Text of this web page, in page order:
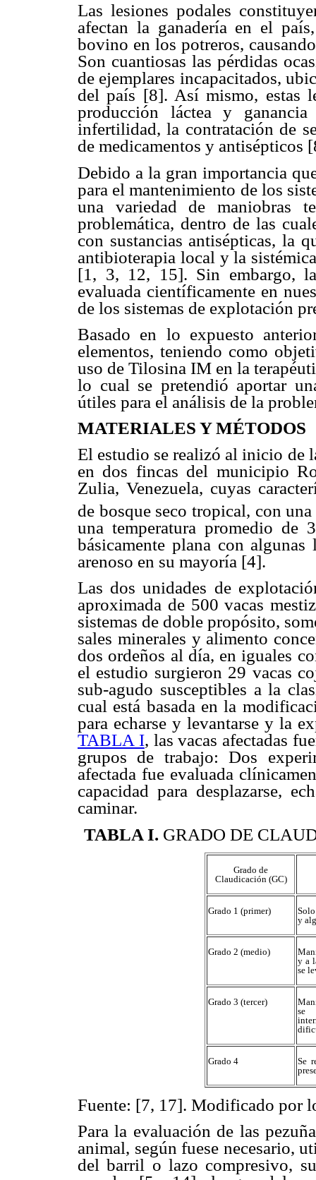
Las lesiones podales
afectan la ganadería en el
bovino en los potreros,
Son cuantiosas las pérdidas
de ejemplares incapacitados,
del país [8]. Así mismo, estas
producción láctea y
infertilidad, la contratación de
de medicamentos y antisépticos
Debido a la gran importancia
para el mantenimiento de los
una variedad de maniobras
problemática, dentro de las
con sustancias antisépticas, la
antibioterapia local y la
[1, 3, 12, 15]. Sin embargo,
evaluada científicamente en
de los sistemas de explotación
Basado en lo expuesto
elementos, teniendo como
uso de Tilosina IM en la
lo cual se pretendió aportar
útiles para el análisis de la
MATERIALES Y MÉTODOS
El estudio se realizó al inicio de
en dos fincas del municipio
Zulia, Venezuela, cuyas
de bosque seco tropical, con
una temperatura promedio de
básicamente plana con
arenoso en su mayoría [4].
Las dos unidades de
aproximada de 500 vacas
sistemas de doble propósito,
sales minerales y alimento
dos ordeños al día, en iguales
el estudio surgieron 29 vacas
sub-agudo susceptibles a la
cual está basada en la
para echarse y levantarse y la
TABLA I, las vacas afectadas
grupos de trabajo: Dos
afectada fue evaluada
capacidad para desplazarse,
caminar.
TABLA I. GRADO DE
Grado de
Claudicación (GC)
Grado 1 (primer)
y
Grado 2 (medio)
y a
se
Grado 3 (tercer)
se
Grado 4
Se
Fuente: [7, 17]. Modificado por
Para la evaluación de las
animal, según fuese necesario,
del barril o lazo compresivo,